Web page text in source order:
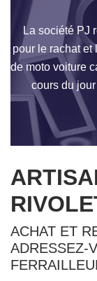
La société PJ
pour le rachat et
de moto voiture
cours du
ACHAT ET
ADRESSEZ-